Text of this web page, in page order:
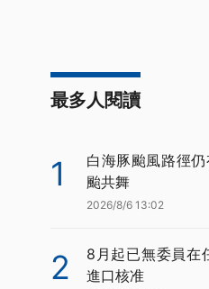
最多人閱讀
1
白海豚颱風路徑
颱共舞
2026/8/6 13:02
2
8月起已無委員在
進口核准